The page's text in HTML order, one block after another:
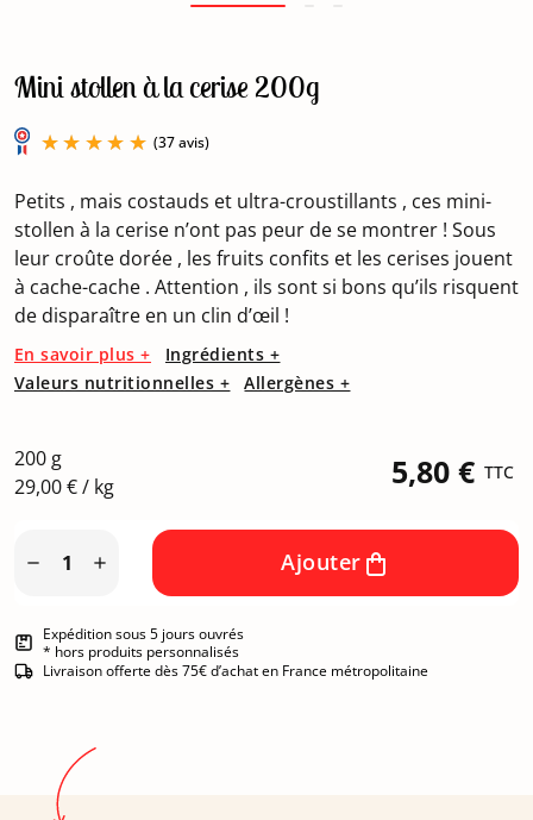
Mini stollen à la cerise 200g
(37 avis)
Petits , mais costauds et ultra-croustillants , ces mini-
stollen à la cerise n’ont pas peur de se montrer ! Sous
leur croûte dorée , les fruits confits et les cerises jouent
à cache-cache . Attention , ils sont si bons qu’ils risquent
de disparaître en un clin d’œil !
En savoir plus +
Ingrédients +
Valeurs nutritionnelles +
Allergènes +
200 g
29,00 € / kg
5,80 € TTC
  Ajouter
Expédition sous 5 jours ouvrés
* hors produits personnalisés
Livraison offerte dès 75€ d’achat en France métropolitaine